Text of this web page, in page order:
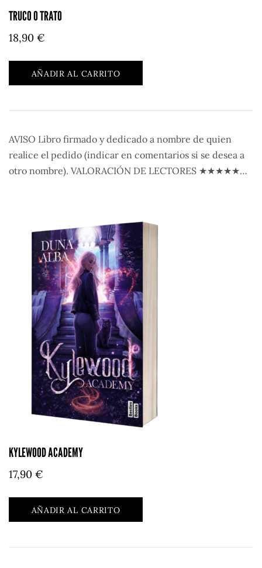
TRUCO O TRATO
18,90 €
AÑADIR AL CARRITO
AVISO Libro firmado y dedicado a nombre de quien
realice el pedido (indicar en comentarios si se desea a
otro nombre). VALORACIÓN DE LECTORES ★★★★★…
KYLEWOOD ACADEMY
17,90 €
AÑADIR AL CARRITO